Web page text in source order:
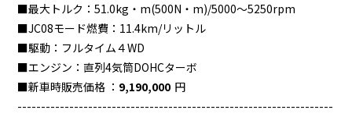
■最大トルク：51.0kg・m(500N・m)/5000～5250rpm
■JC08モード燃費： 11.4km/リットル
■駆動： フルタイム４WD
■エンジン：直列4気筒DOHCターボ
■新車時販売価格 ： 9,190,000 円
-------------------------------------------------------------------